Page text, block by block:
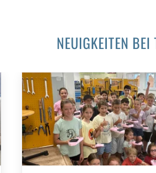
NEUIGKEITEN BEI